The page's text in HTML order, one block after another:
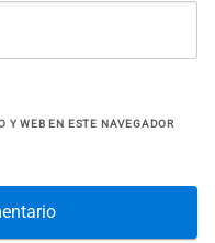
Y WEB EN ESTE NAVEGADOR